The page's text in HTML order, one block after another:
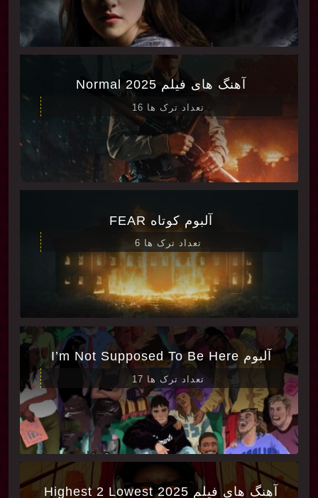
آهنگ های فیلم Normal 2025
تعداد ترک ها 16
آلبوم کوتاه FEAR
تعداد ترک ها 6
آلبوم I’m Not Supposed To Be Here
تعداد ترک ها 17
آهنگ های فیلم Highest 2 Lowest 2025